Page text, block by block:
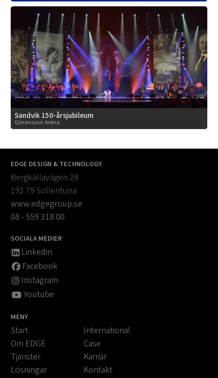
Sandvik 150-årsjubileum
Göransson Arena
EDGE DESIGN & TECHNOLOGY
Bergkällavägen 28
192 79 Sollentuna
www.edgegroup.se
08 - 559 318 00
SOCIALA MEDIER
Linkedin
Facebook
Instagram
Youtube
MENY
Start
Om EDGE
Tjänster
Lösningar
International
Case
Karriär
Kontakt